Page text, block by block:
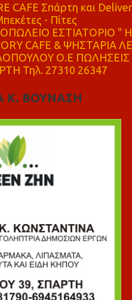
CAFE Σπάρτη και
- Πίτες
ΕΣΤΙΑΤΟΡΙΟ "
CAFE & ΨΗΣΤΑΡΙΑ
Ο.Ε ΠΩΛΗΣΕΙΣ
Τηλ. 27310 26347
Κ. ΒΟΥΝΑΣΗ